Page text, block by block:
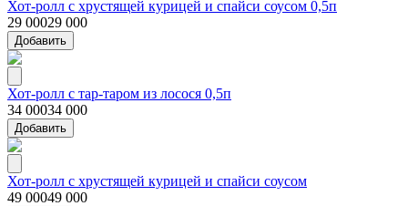
Хот-ролл с хрустящей курицей и спайси соусом 0,5п
29 00029 000
Добавить
Хот-ролл с тар-таром из лосося 0,5п
34 00034 000
Добавить
Хот-ролл с хрустящей курицей и спайси соусом
49 00049 000